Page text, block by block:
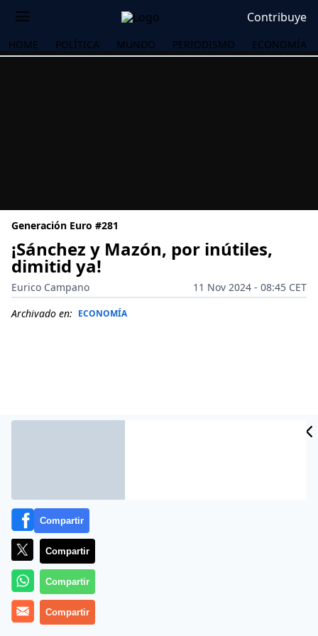
Contribuye
HOME POLÍTICA MUNDO PERIODISMO ECONOMÍA
Generación Euro #281
¡Sánchez y Mazón, por inútiles,
dimitid ya!
Eurico Campano
11 Nov 2024 - 08:45 CET
Archivado en: ECONOMÍA
Más información
Compartir
Compartir
Compartir
Compartir